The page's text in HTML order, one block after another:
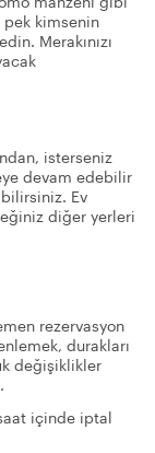
kimsenin
Merakınızı
isterseniz
devam edebilir
Ev
diğer yerleri
rezervasyon
durakları
değişiklikler
içinde iptal